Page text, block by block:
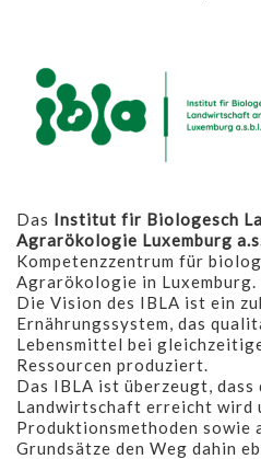
Das Institut fir Biologesch
Agrarökologie Luxemburg
Kompetenzzentrum für
Agrarökologie in Luxemburg.
Die Vision des IBLA ist ein
Ernährungssystem, das
Lebensmittel bei
Ressourcen produziert.
Das IBLA ist überzeugt,
Landwirtschaft erreicht wird
Produktionsmethoden sowie
Grundsätze den Weg dahin